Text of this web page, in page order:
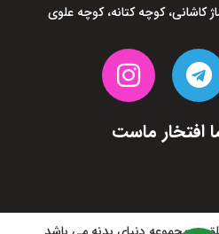
کاشانی، کوچه کتانه، کوچه علوی
افتخار ماست